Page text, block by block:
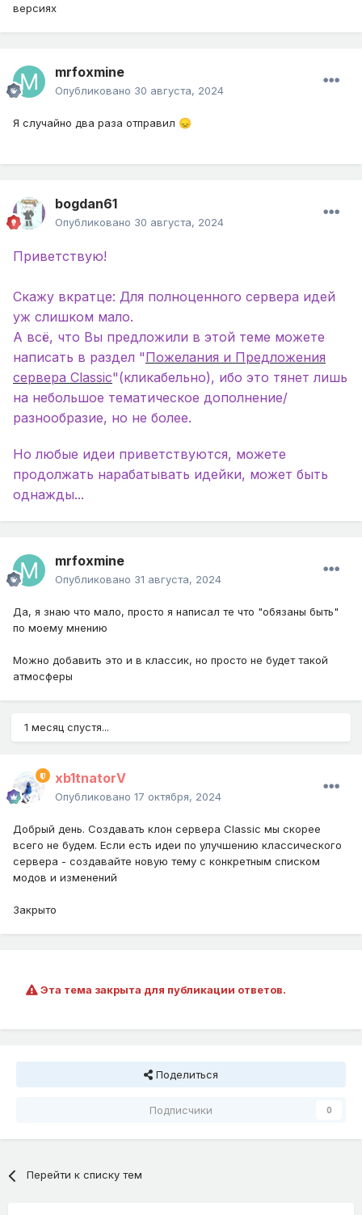
версиях
mrfoxmine
Опубликовано 30 августа, 2024
Я случайно два раза отправил 😞
bogdan61
Опубликовано 30 августа, 2024
Приветствую!
Скажу вкратце: Для полноценного сервера идей
уж слишком мало.
А всё, что Вы предложили в этой теме можете
написать в раздел "Пожелания и Предложения
сервера Classic"(кликабельно), ибо это тянет лишь
на небольшое тематическое дополнение/
разнообразие, но не более.
Но любые идеи приветствуются, можете
продолжать нарабатывать идейки, может быть
однажды...
mrfoxmine
Опубликовано 31 августа, 2024
Да, я знаю что мало, просто я написал те что "обязаны быть"
по моему мнению
Можно добавить это и в классик, но просто не будет такой
атмосферы
1 месяц спустя...
xb1tnatorV
Опубликовано 17 октября, 2024
Добрый день. Создавать клон сервера Classic мы скорее
всего не будем. Если есть идеи по улучшению классического
сервера - создавайте новую тему с конкретным списком
модов и изменений
Закрыто
Эта тема закрыта для публикации ответов.
Поделиться
Подписчики 0
Перейти к списку тем